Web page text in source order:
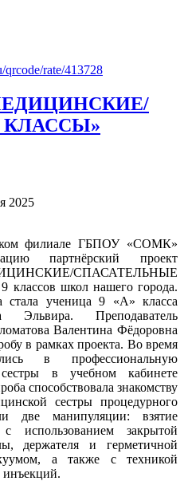
qrcode/rate/413728
2025
филиале ГБПОУ «СОМК»
партнёрский проект
СПАСАТЕЛЬНЫЕ
школ нашего города.
стала ученица 9 «А» класса
Преподаватель
Валентина Фёдоровна
в рамках проекта. Во время
в профессиональную
сестры в учебном кабинете
способствовала знакомству
сестры процедурного
две манипуляции: взятие
использованием закрытой
держателя и герметичной
а также с техникой